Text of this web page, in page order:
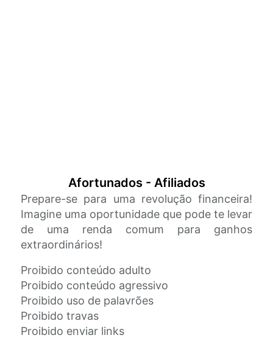
Afortunados - Afiliados
Prepare-se para uma revolução financeira!
Imagine uma oportunidade que pode te levar
de uma renda comum para ganhos
extraordinários!
Proibido conteúdo adulto
Proibido conteúdo agressivo
Proibido uso de palavrões
Proibido travas
Proibido enviar links